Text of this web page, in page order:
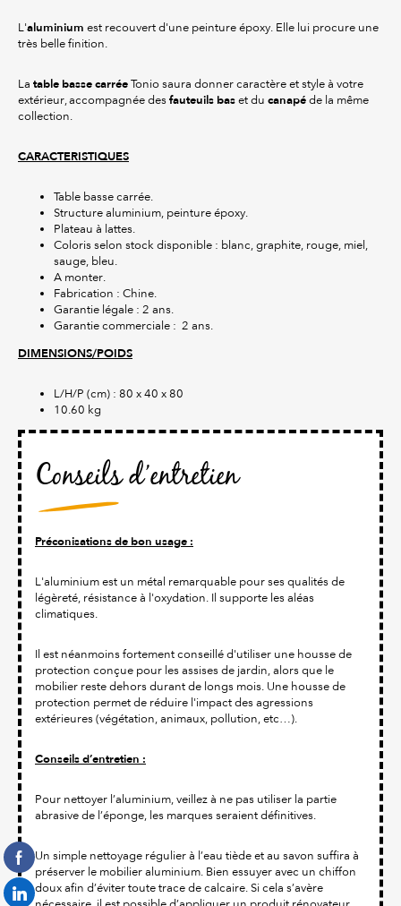
L'aluminium est recouvert d'une peinture époxy. Elle lui procure une
très belle finition.
La table basse carrée Tonio saura donner caractère et style à votre
extérieur, accompagnée des fauteuils bas et du canapé de la même
collection.
CARACTERISTIQUES
Table basse carrée.
Structure aluminium, peinture époxy.
Plateau à lattes.
Coloris selon stock disponible : blanc, graphite, rouge, miel,
sauge, bleu.
A monter.
Fabrication : Chine.
Garantie légale : 2 ans.
Garantie commerciale : 2 ans.
DIMENSIONS/POIDS
L/H/P (cm) : 80 x 40 x 80
10.60 kg
Conseils d’entretien
Préconisations de bon usage :
L'aluminium est un métal remarquable pour ses qualités de
légèreté, résistance à l'oxydation. Il supporte les aléas
climatiques.
Il est néanmoins fortement conseillé d'utiliser une housse de
protection conçue pour les assises de jardin, alors que le
mobilier reste dehors durant de longs mois. Une housse de
protection permet de réduire l'impact des agressions
extérieures (végétation, animaux, pollution, etc…).
Conseils d’entretien :
Pour nettoyer l’aluminium, veillez à ne pas utiliser la partie
abrasive de l’éponge, les marques seraient définitives.
Un simple nettoyage régulier à l’eau tiède et au savon suffira à
préserver le mobilier aluminium. Bien essuyer avec un chiffon
doux afin d’éviter toute trace de calcaire. Si cela s’avère